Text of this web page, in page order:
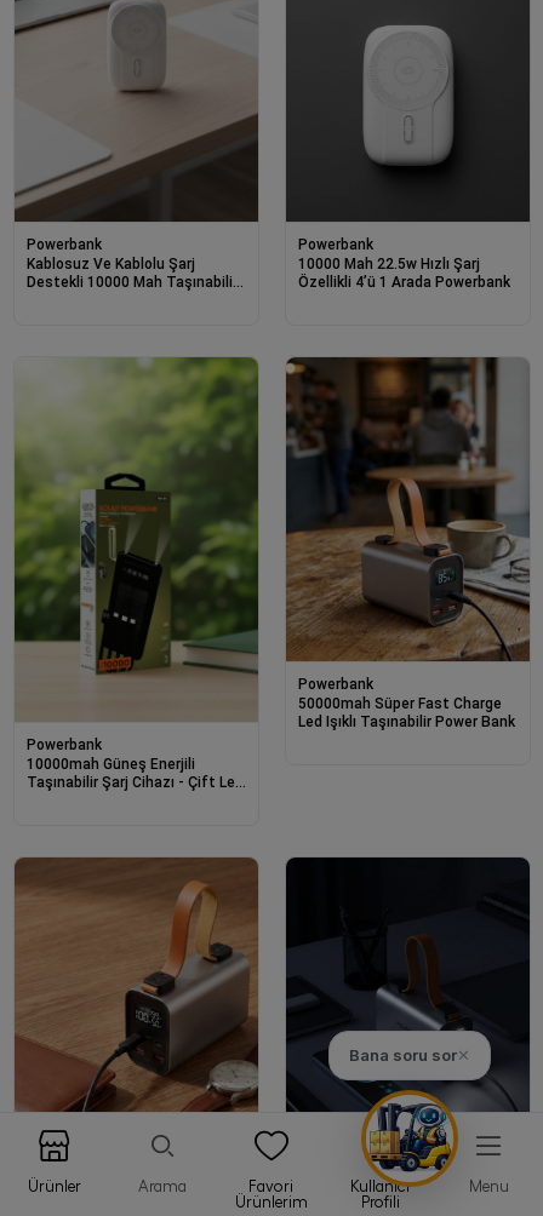
Bana soru sor✕
Ürünler Arama
Favori
Ürünlerim
Kullanıcı
Profili
Menu
Powerbank
Kablosuz Ve Kablolu Şarj
Destekli 10000 Mah Taşınabilir
Powerbank
10000 Mah 22.5w Hızlı Şarj
Özellikli 4’ü 1 Arada Powerbank
Powerbank
10000mah Güneş Enerjili
Taşınabilir Şarj Cihazı - Çift Led
Powerbank
50000mah Süper Fast Charge
Led Işıklı Taşınabilir Power Bank
Powerbank
Powerbank
50.000 Mah Led Ekranlı